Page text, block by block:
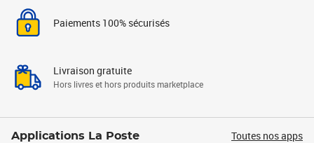
Paiements 100% sécurisés
Livraison gratuite
Hors livres et hors produits marketplace
Applications La Poste Toutes nos apps